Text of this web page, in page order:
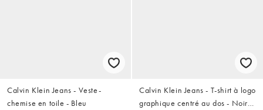
Calvin Klein Jeans - Veste-
chemise en toile - Bleu
Calvin Klein Jeans - T-shirt à logo
graphique centré au dos - Noir